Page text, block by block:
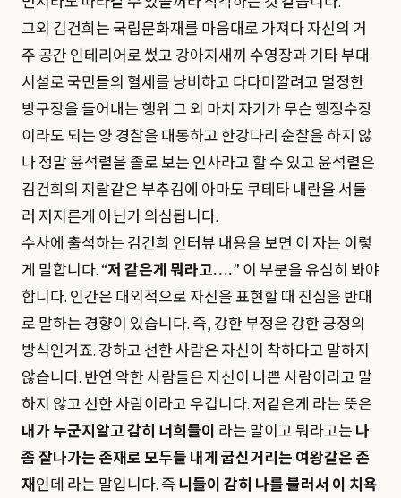
그외 김건희는 국립문화재를 마음대로 가져다 자신의 거
주 공간 인테리어로 썼고 강아지새끼 수영장과 기타 부대
시설로 국민들의 혈세를 낭비하고 다다미깔려고 멀정한
방구장을 들어내는 행위 그 외 마치 자기가 무슨 행정수장
이라도 되는 양 경찰을 대동하고 한강다리 순찰을 하지 않
나 정말 윤석렬을 졸로 보는 인사라고 할 수 있고 윤석렬은
김건희의 지랄같은 부추김에 아마도 쿠테타 내란을 서둘
러 저지른게 아닌가 의심됩니다.
수사에 출석하는 김건희 인터뷰 내용을 보면 이 자는 이렇
게 말합니다. “저 같은게 뭐라고….” 이 부분을 유심히 봐야
합니다. 인간은 대외적으로 자신을 표현할 때 진심을 반대
로 말하는 경향이 있습니다. 즉, 강한 부정은 강한 긍정의
방식인거죠. 강하고 선한 사람은 자신이 착하다고 말하지
않습니다. 반연 악한 사람들은 자신이 나쁜 사람이라고 말
하지 않고 선한 사람이라고 우깁니다. 저같은게 라는 뜻은
내가 누군지알고 감히 너희들이 라는 말이고 뭐라고는 나
좀 잘나가는 존재로 모두들 내게 굽신거리는 여왕같은 존
재인데 라는 말입니다. 즉 니들이 감히 나를 불러서 이 치욕